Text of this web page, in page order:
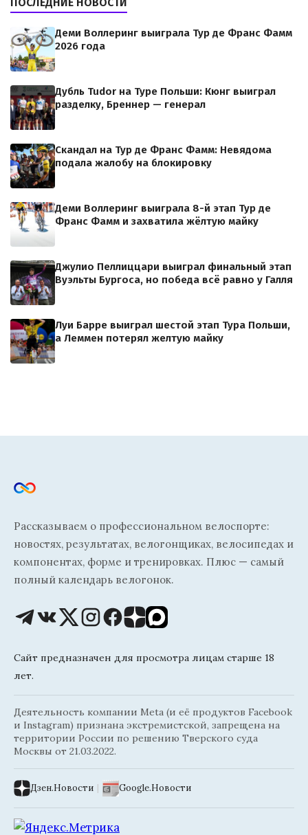
Деми Воллеринг выиграла Тур де Франс Фамм
2026 года
Дубль Tudor на Туре Польши: Кюнг выиграл
разделку, Бреннер — генерал
Скандал на Тур де Франс Фамм: Невядома
подала жалобу на блокировку
Деми Воллеринг выиграла 8-й этап Тур де
Франс Фамм и захватила жёлтую майку
Джулио Пеллиццари выиграл финальный этап
Вуэльты Бургоса, но победа всё равно у Галля
Луи Барре выиграл шестой этап Тура Польши,
а Леммен потерял желтую майку
Рассказываем о профессиональном велоспорте:
новостях, результатах, велогонщиках, велосипедах и
компонентах, форме и тренировках. Плюс — самый
полный календарь велогонок.
Сайт предназначен для просмотра лицам старше 18
лет.
Деятельность компании Meta (и её продуктов Facebook
и Instagram) признана экстремистской, запрещена на
территории России по решению Тверского суда
Москвы от 21.03.2022.
Дзен.Новости | Google.Новости